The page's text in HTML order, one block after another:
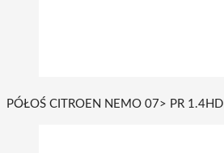
PÓŁOŚ CITROEN NEMO 07> PR 1.4HDI